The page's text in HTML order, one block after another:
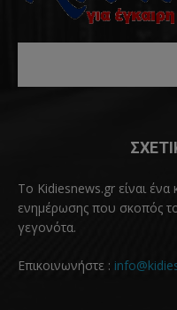
Το Kidiesnews.gr είναι
ενημέρωσης που σκοπός
γεγονότα.
Επικοινωνήστε :